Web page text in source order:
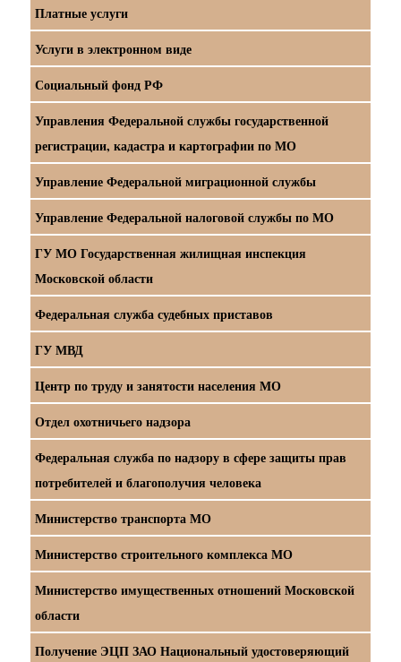
Платные услуги
Услуги в электронном виде
Социальный фонд РФ
Управления Федеральной службы государственной
регистрации, кадастра и картографии по МО
Управление Федеральной миграционной службы
Управление Федеральной налоговой службы по МО
ГУ МО Государственная жилищная инспекция
Московской области
Федеральная служба судебных приставов
ГУ МВД
Центр по труду и занятости населения МО
Отдел охотничьего надзора
Федеральная служба по надзору в сфере защиты прав
потребителей и благополучия человека
Министерство транспорта МО
Министерство строительного комплекса МО
Министерство имущественных отношений Московской
области
Получение ЭЦП ЗАО Национальный удостоверяющий